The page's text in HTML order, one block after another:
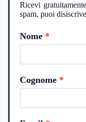
Ricevi
spam, puoi
Nome
Cognome